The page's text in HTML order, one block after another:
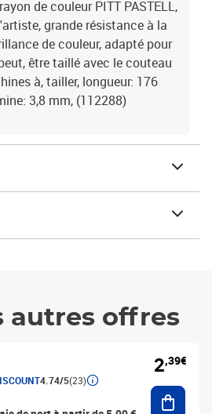
de couleur PITT PASTELL,
grande résistance à la
de couleur, adapté pour
être taillé avec le couteau
à, tailler, longueur: 176
3,8 mm, (112288)
autres offres
4.74/5(23)
2,39€